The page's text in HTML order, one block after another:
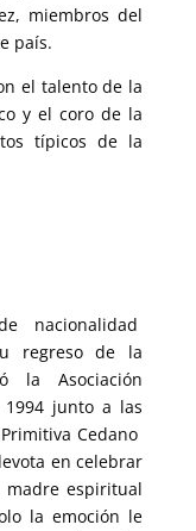
miembros del
país.
el talento de la
y el coro de la
típicos de la
nacionalidad
regreso de la
la Asociación
junto a las
Cedano
en celebrar
espiritual
la emoción le